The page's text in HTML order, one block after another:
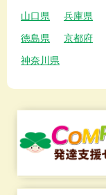
山口県
兵庫県
徳島県
京都府
神奈川県